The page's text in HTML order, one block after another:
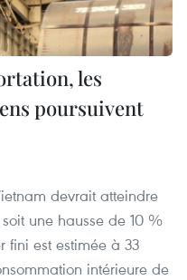
les
poursuivent
devrait atteindre
une hausse de 10 %
fini est estimée à 33
intérieure de